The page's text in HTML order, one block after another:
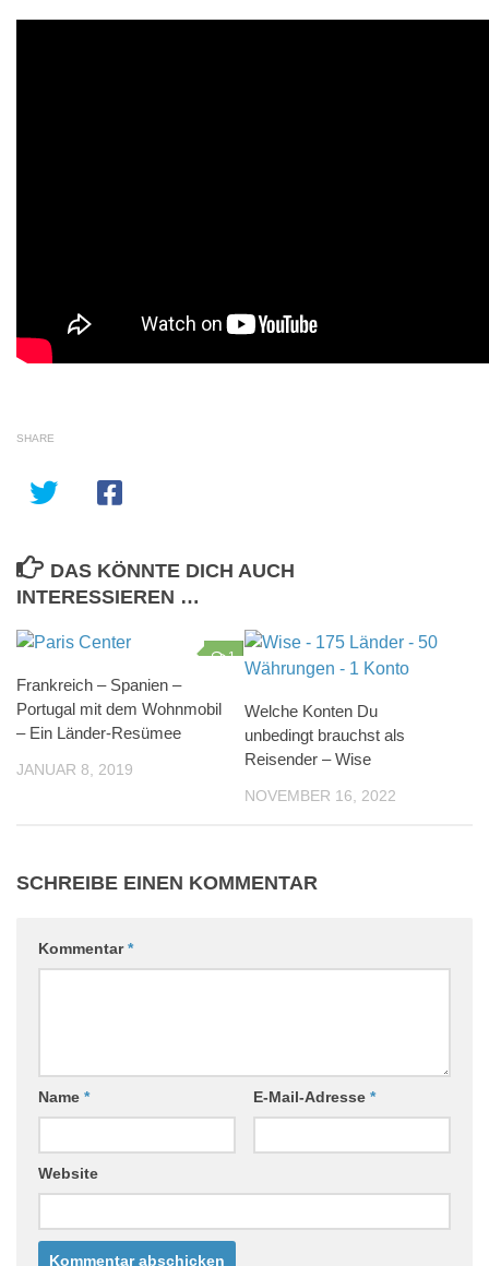
SHARE
DAS KÖNNTE DICH AUCH
INTERESSIEREN …
1
Frankreich – Spanien –
Portugal mit dem Wohnmobil
– Ein Länder-Resümee
JANUAR 8, 2019
Welche Konten Du
unbedingt brauchst als
Reisender – Wise
NOVEMBER 16, 2022
SCHREIBE EINEN KOMMENTAR
Kommentar*
Name * E-Mail-Adresse *
Website